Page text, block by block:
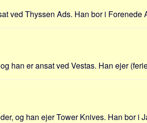
ved Thyssen Ads. Han bor i Forenede
han er ansat ved Vestas. Han ejer
og han ejer Tower Knives. Han bor i